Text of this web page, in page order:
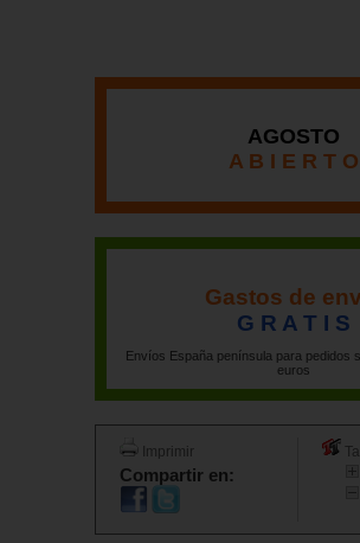
AGOSTO
A B I E R T O
Gastos de
G R A T I S
Envíos España península para pedidos
euros
Imprimir
Compartir en: